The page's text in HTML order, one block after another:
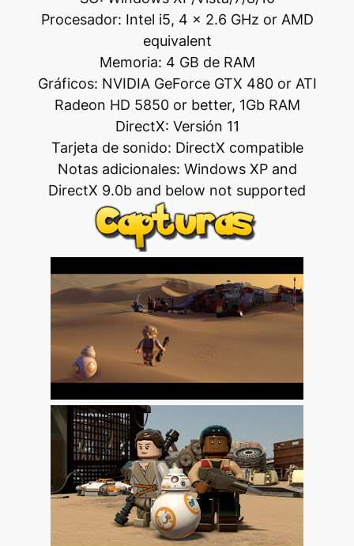
Procesador: Intel i5, 4 x 2.6 GHz or AMD
equivalent
Memoria: 4 GB de RAM
Gráficos: NVIDIA GeForce GTX 480 or ATI
Radeon HD 5850 or better, 1Gb RAM
DirectX: Versión 11
Tarjeta de sonido: DirectX compatible
Notas adicionales: Windows XP and
DirectX 9.0b and below not supported